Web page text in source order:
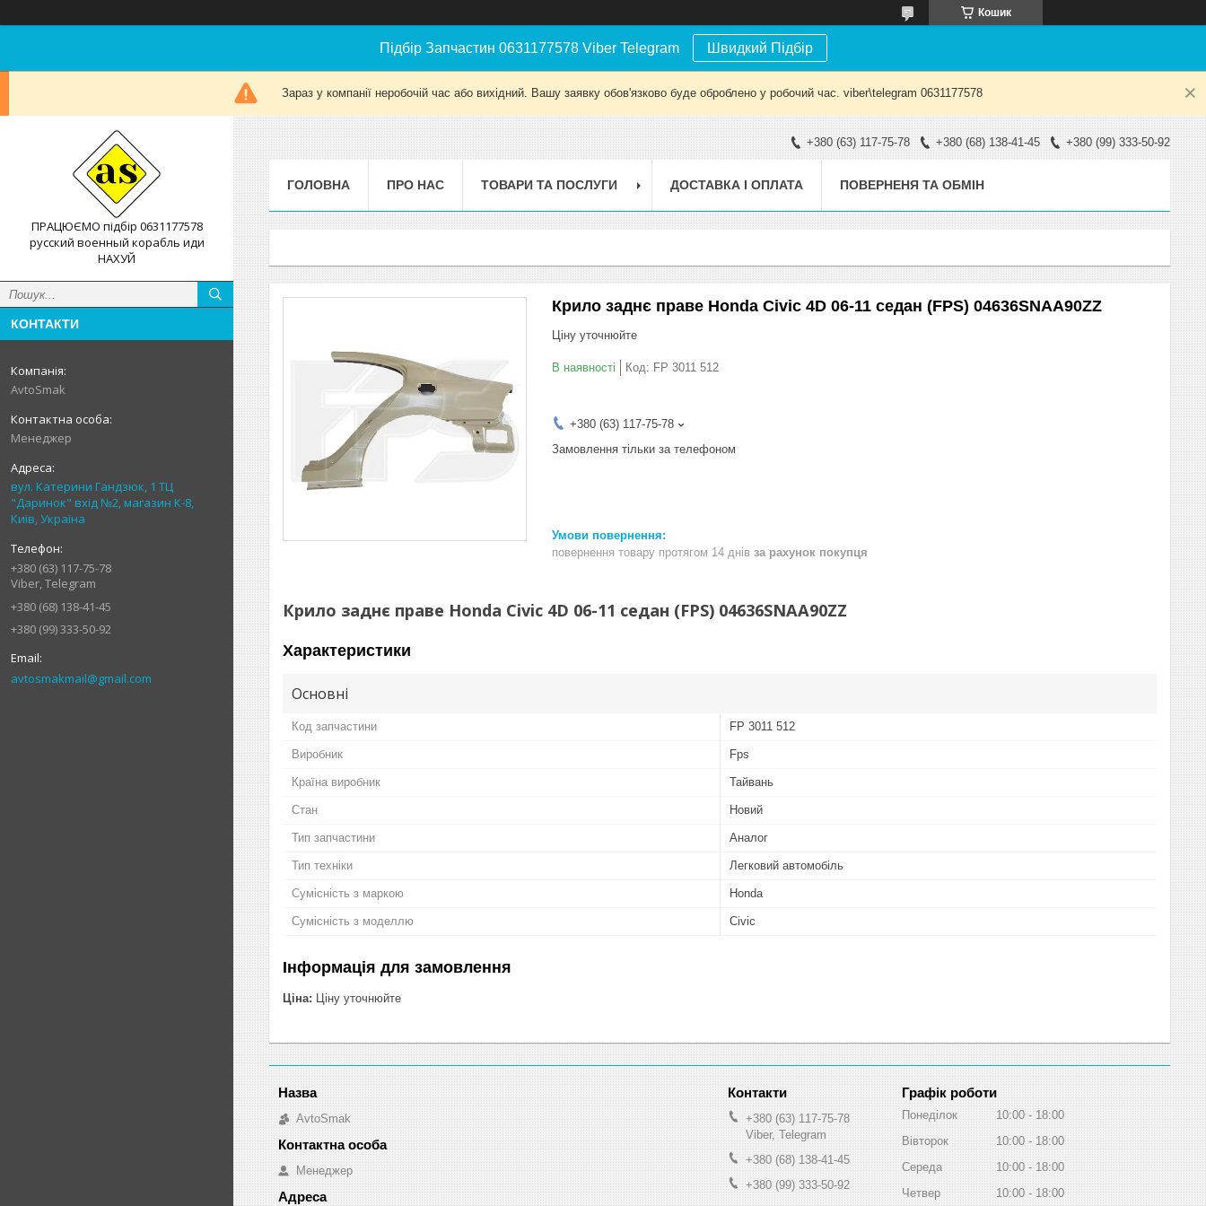
Кошик
Підбір Запчастин 0631177578 Viber Telegram Швидкий Підбір
Зараз у компанії неробочій час або вихідний. Вашу заявку обов'язково буде оброблено у робочий час. viber\telegram 0631177578
ПРАЦЮЄМО підбір 0631177578
русский военный корабль иди
НАХУЙ
КОНТАКТИ
AvtoSmak
Менеджер
вул. Катерини Гандзюк, 1 ТЦ
"Даринок" вхід №2, магазин К-8,
Київ, Україна
+380 (63) 117-75-78
Viber, Telegram
+380 (68) 138-41-45
+380 (99) 333-50-92
avtosmakmail@gmail.com
+380 (63) 117-75-78 +380 (68) 138-41-45 +380 (99) 333-50-92
ГОЛОВНА ПРО НАС ТОВАРИ ТА ПОСЛУГИ ДОСТАВКА І ОПЛАТА ПОВЕРНЕНЯ ТА ОБМІН
Крило заднє праве Honda Civic 4D 06-11 седан (FPS) 04636SNAA90ZZ
Ціну уточнюйте
В наявності Код: FP 3011 512
+380 (63) 117-75-78
Замовлення тільки за телефоном
повернення товару протягом 14 днів за рахунок покупця
Крило заднє праве Honda Civic 4D 06-11 седан (FPS) 04636SNAA90ZZ
Характеристики
Основні
Код запчастини FP 3011 512
Виробник Fps
Країна виробник Тайвань
Стан Новий
Тип запчастини Аналог
Тип техніки Легковий автомобіль
Сумісність з маркою Honda
Сумісність з моделлю Civic
Інформація для замовлення
Ціна: Ціну уточнюйте
AvtoSmak
Менеджер
+380 (63) 117-75-78
Viber, Telegram
+380 (68) 138-41-45
+380 (99) 333-50-92
Графік роботи
Понеділок 10:00
18:00
Вівторок
10:00
18:00
Середа
10:00
18:00
Четвер
10:00 18:00